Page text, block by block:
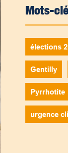
Mots-
élections
Gentilly
Pyrrhotite
urgence